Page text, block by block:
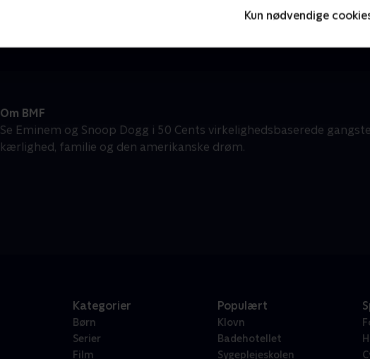
Kun nødvendige
Om BMF
Se Eminem og Snoop Dogg i 50 Cents virkelighedsbaserede
kærlighed, familie og den amerikanske drøm.
Kategorier
Børn
Serier
Film
Populært
Klovn
Badehotellet
Sygeplejeskolen